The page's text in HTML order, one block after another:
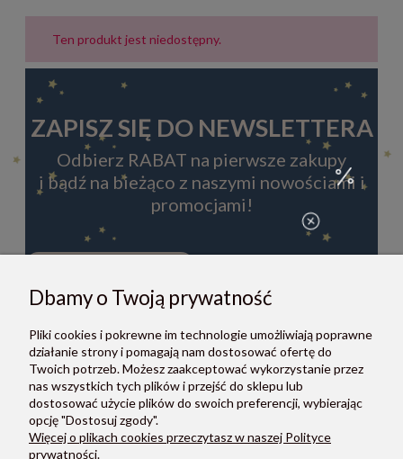
Ten produkt jest niedostępny.
ZAPISZ SIĘ DO NEWSLETTERA
Odbierz RABAT na pierwsze zakupy
i bądź na bieżąco z naszymi nowościami i
promocjami!
ZAPISZ SIĘ
Zapisując się do newslettera, akceptujesz Regulamin i Politykę
prywatności.
O NAS
Dbamy o Twoją prywatność
Pliki cookies i pokrewne im technologie umożliwiają poprawne
działanie strony i pomagają nam dostosować ofertę do
Twoich potrzeb. Możesz zaakceptować wykorzystanie przez
nas wszystkich tych plików i przejść do sklepu lub
dostosować użycie plików do swoich preferencji, wybierając
opcję "Dostosuj zgody".
Więcej o plikach cookies przeczytasz w naszej Polityce
prywatności.